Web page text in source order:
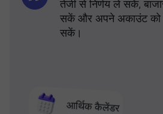
आर्थिक कैलेंडर
तेजी से निर्णय ले सकें,
सकें और अपने अकाउंट को
सकें।